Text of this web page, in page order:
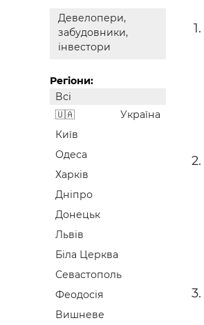
Девелопери,
забудовники,
інвестори
Регіони:
Всі
Україна
Київ
Одеса
Харків
Дніпро
Донецьк
Львів
Біла Церква
Севастополь
Феодосія
Вишневе